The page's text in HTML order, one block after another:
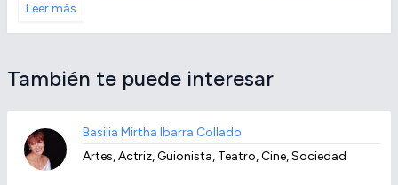
Leer más
También te puede interesar
Basilia Mirtha Ibarra Collado
Artes, Actriz, Guionista, Teatro, Cine, Sociedad